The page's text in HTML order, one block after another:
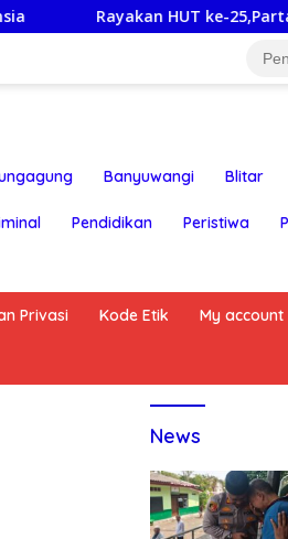
Rayakan HUT ke-25,Partai
Banyuwangi Blitar
Pendidikan Peristiwa
Privasi Kode Etik My account
News